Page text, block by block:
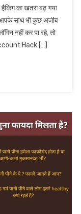
Account
Hack
Ho
Jaye
जानें
का खतरा बढ़ गया
साथ भी कुछ अजीब
नहीं कर पा रहे, तो
Hack […]